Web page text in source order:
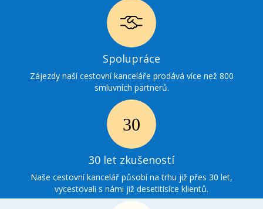
Ikonka
spolupráce
Spolupráce
Zájezdy naší cestovní kanceláře prodává více než 800
smluvních partnerů.
30 Ikonka
zkušenosti
30 let zkušeností
Naše cestovní kancelář působí na trhu již přes 30 let,
vycestovali s námi již desetitisíce klientů.